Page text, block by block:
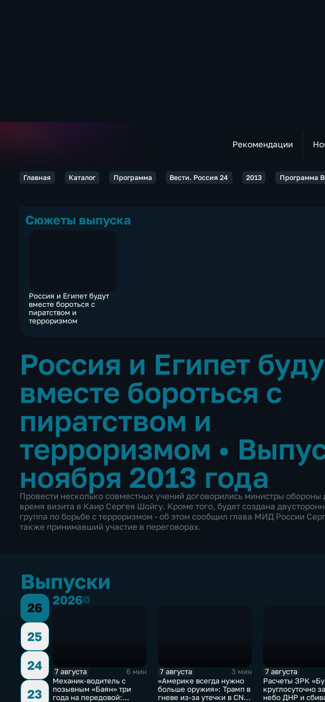
Рекомендации
Главная Каталог Программа Вести. Россия 24 2013 Программа
Сюжеты выпуска
Россия и Египет будут
вместе бороться с
пиратством и
терроризмом
Россия и Египет
вместе бороться с
пиратством и
терроризмом •
ноября 2013 года
Провести несколько совместных учений договорились министры обороны
время визита в Каир Сергея Шойгу. Кроме того, будет создана
группа по борьбе с терроризмом - об этом сообщил глава МИД России
также принимавший участие в переговорах.
Выпуски
26
25
24
23
20262026
7 августа
6 мин
Механик-водитель с
позывным «Баян» три
года на передовой:
7 августа
3 мин
«Америке всегда нужно
больше оружия»: Трамп в
гневе из-за утечки в CNN
7 августа
Расчеты ЗРК
круглосуточно
небо ДНР и